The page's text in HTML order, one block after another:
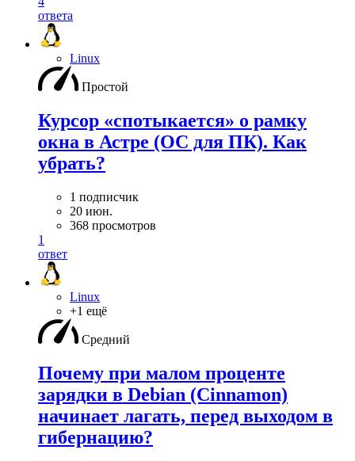
ответа
Linux
Простой
Курсор «спотыкается» о рамку
окна в Астре (ОС для ПК). Как
убрать?
1 подписчик
20 июн.
368 просмотров
1
ответ
Linux
+1 ещё
Средний
Почему при малом проценте
зарядки в Debian (Cinnamon)
начинает лагать, перед выходом в
гибернацию?